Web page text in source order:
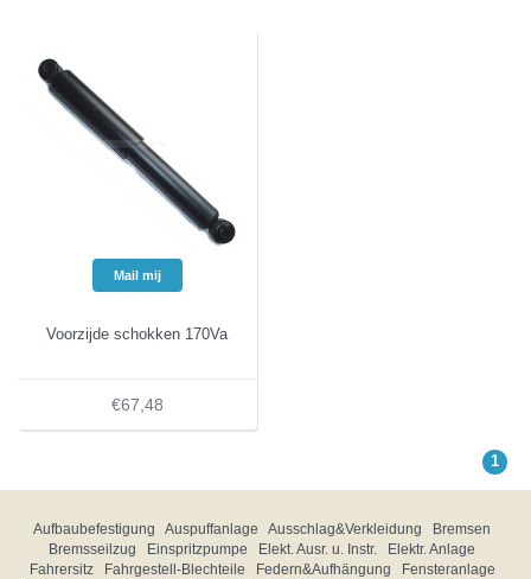
Mail mij
Voorzijde schokken 170Va
€67,48
1
Aufbaubefestigung Auspuffanlage Ausschlag&Verkleidung
Bremsen
Bremsseilzug
Einspritzpumpe Elekt. Ausr. u. Instr.
Elektr. Anlage
Fahrersitz
Fahrgestell-Blechteile Federn&Aufhängung
Fensteranlage